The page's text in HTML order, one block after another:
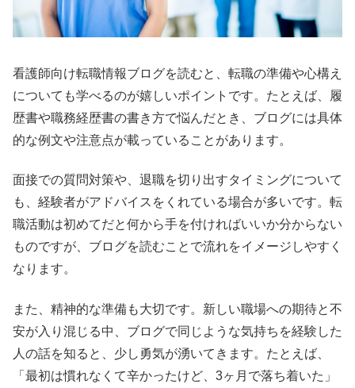
看護師向け転職情報ブログを読むと、転職の準備や心構え
についても学べるのが嬉しいポイントです。たとえば、履
歴書や職務経歴書の書き方で悩んだとき、ブログには具体
的な例文や注意点が載っていることがあります。
面接での質問対策や、退職を切り出すタイミングについて
も、経験者がアドバイスをくれている場合が多いです。転
職活動は初めてだと何から手を付ければいいか分からない
ものですが、ブログを読むことで流れをイメージしやすく
なります。
また、精神的な準備も大切です。新しい職場への期待と不
安が入り混じる中、ブログで同じような気持ちを経験した
人の話を知ると、少し勇気が湧いてきます。たとえば、
「最初は慣れなくて辛かったけど、3ヶ月で落ち着いた」